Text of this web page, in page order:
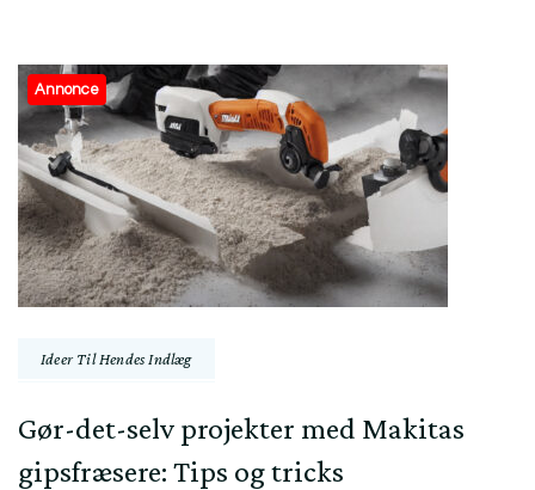
Post
Navigation
Annonce
Ideer Til Hendes Indlæg
Gør-det-selv projekter med Makitas
gipsfræsere: Tips og tricks